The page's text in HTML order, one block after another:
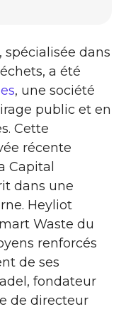
, spécialisée dans
a été
, une société
public et en
Cette
récente
Capital
dans une
Heyliot
Waste du
renforcés
de ses
fondateur
de directeur